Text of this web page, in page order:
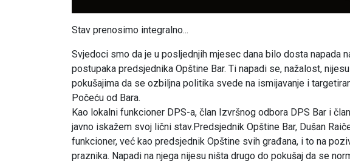
Stav prenosimo integralno...
Svjedoci smo da je u posljednjih mjesec dana bilo dosta napada
postupaka predsjednika Opštine Bar. Ti napadi se, nažalost,
pokušajima da se ozbiljna politika svede na ismijavanje i
Počeću od Bara.
Kao lokalni funkcioner DPS-a, član Izvršnog odbora DPS Bar i
javno iskažem svoj lični stav.Predsjednik Opštine Bar, Dušan
funkcioner, već kao predsjednik Opštine svih građana, i to na
praznika. Napadi na njega nijesu ništa drugo do pokušaj da se